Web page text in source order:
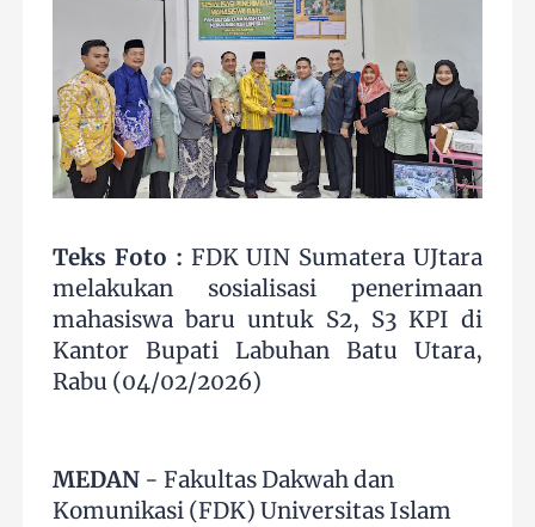
Teks Foto : FDK UIN Sumatera UJtara
melakukan sosialisasi penerimaan
mahasiswa baru untuk S2, S3 KPI di
Kantor Bupati Labuhan Batu Utara,
Rabu (04/02/2026)
MEDAN - Fakultas Dakwah dan
Komunikasi (FDK) Universitas Islam